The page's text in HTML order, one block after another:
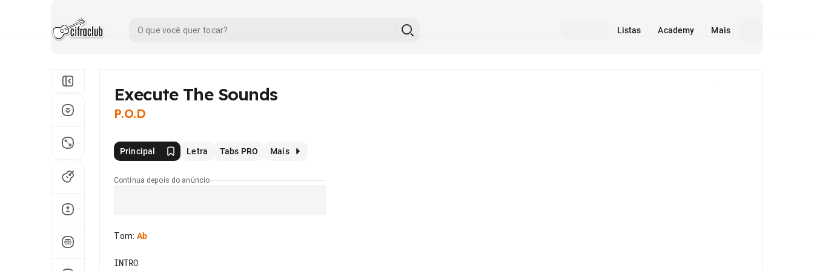
Listas Academy Mais
Execute The Sounds
P.O.D
Principal Letra Tabs PRO Mais
Continua depois do anúncio
Tom: Ab
INTRO